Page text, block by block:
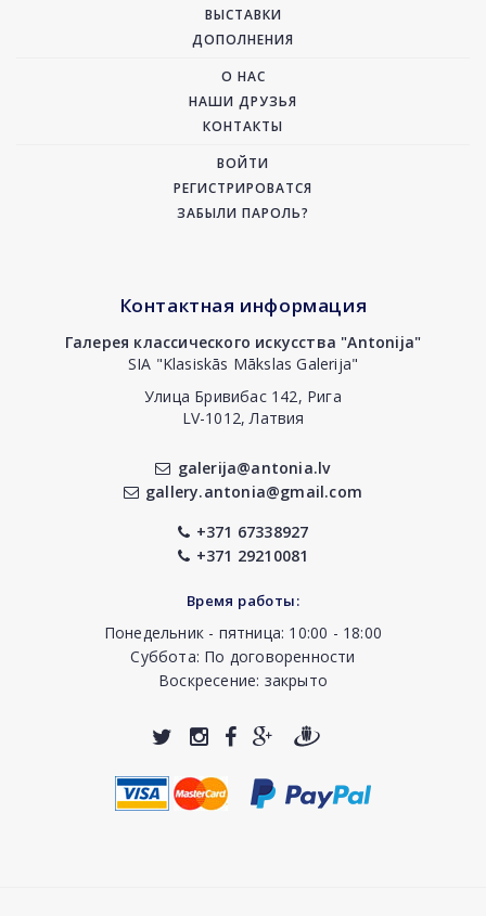
ВЫСТАВКИ
ДОПОЛНЕНИЯ
О НАС
НАШИ ДРУЗЬЯ
КОНТАКТЫ
ВОЙТИ
РЕГИСТРИРОВАТСЯ
ЗАБЫЛИ ПАРОЛЬ?
Контактная информация
Галерея классического искусства "Antonija"
SIA "Klasiskās Mākslas Galerija"
Улица Бривибас 142, Рига
LV-1012, Латвия
galerija@antonia.lv
gallery.antonia@gmail.com
+371 67338927
+371 29210081
Время работы:
Понедельник - пятница: 10:00 - 18:00
Суббота: По договоренности
Воскресение: закрыто